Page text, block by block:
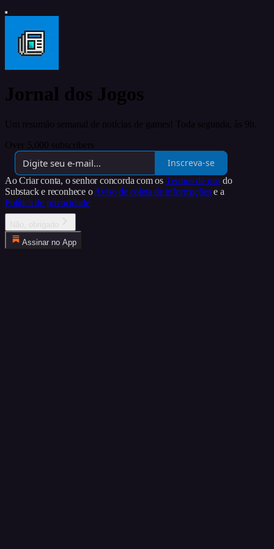
Jornal dos Jogos
Um resumão semanal de notícias de games! Toda segunda, às 9h.
Over 5,000 subscribers
Inscreva-se
Ao Criar conta, o senhor concorda com os Termos de uso do
Substack e reconhece oAviso de coleta de informaçõese a
Política de privacidade
Assinar no App